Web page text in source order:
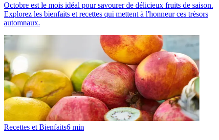
Octobre est le mois idéal pour savourer de délicieux fruits de saison.
Explorez les bienfaits et recettes qui mettent à l'honneur ces trésors
automnaux.
Recettes et Bienfaits6 min